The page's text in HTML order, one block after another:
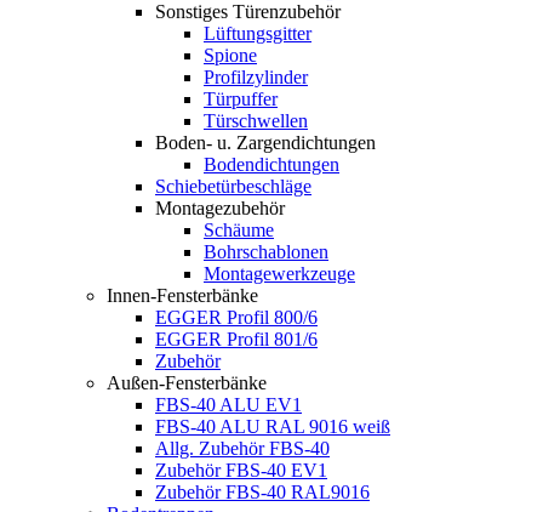
Sonstiges Türenzubehör
Lüftungsgitter
Spione
Profilzylinder
Türpuffer
Türschwellen
Boden- u. Zargendichtungen
Bodendichtungen
Schiebetürbeschläge
Montagezubehör
Schäume
Bohrschablonen
Montagewerkzeuge
Innen-Fensterbänke
EGGER Profil 800/6
EGGER Profil 801/6
Zubehör
Außen-Fensterbänke
FBS-40 ALU EV1
FBS-40 ALU RAL 9016 weiß
Allg. Zubehör FBS-40
Zubehör FBS-40 EV1
Zubehör FBS-40 RAL9016